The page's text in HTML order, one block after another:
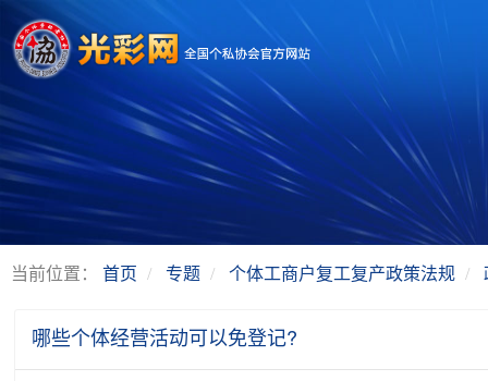
当前位置： 首页 专题 个体工商户复工复产政策法规
哪些个体经营活动可以免登记?